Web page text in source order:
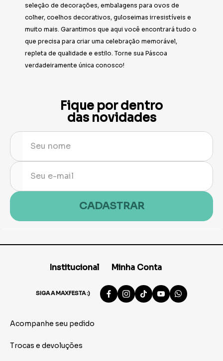
seleção de decorações, embalagens para ovos de
colher, coelhos decorativos, guloseimas irresistíveis e
muito mais. Garantimos que aqui você encontrará tudo o
que precisa para criar uma celebração memorável,
repleta de qualidade e estilo. Torne sua Páscoa
verdadeiramente única conosco!
Fique por dentro
das novidades
CADASTRAR
Institucional Minha Conta
SIGA A MAXFESTA :)
Acompanhe seu pedido
Trocas e devoluções